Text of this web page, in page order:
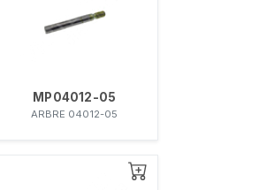
MP04012-05
ARBRE 04012-05